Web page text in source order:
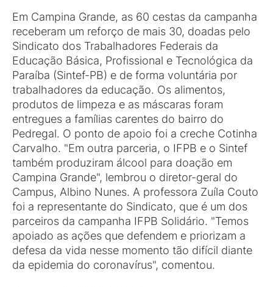
Em Campina Grande, as 60 cestas da campanha
receberam um reforço de mais 30, doadas pelo
Sindicato dos Trabalhadores Federais da
Educação Básica, Profissional e Tecnológica da
Paraíba (Sintef-PB) e de forma voluntária por
trabalhadores da educação. Os alimentos,
produtos de limpeza e as máscaras foram
entregues a famílias carentes do bairro do
Pedregal. O ponto de apoio foi a creche Cotinha
Carvalho. "Em outra parceria, o IFPB e o Sintef
também produziram álcool para doação em
Campina Grande", lembrou o diretor-geral do
Campus, Albino Nunes. A professora Zuíla Couto
foi a representante do Sindicato, que é um dos
parceiros da campanha IFPB Solidário. "Temos
apoiado as ações que defendem e priorizam a
defesa da vida nesse momento tão difícil diante
da epidemia do coronavírus", comentou.